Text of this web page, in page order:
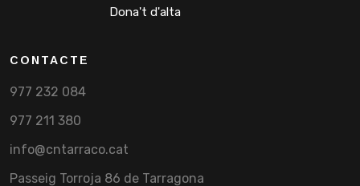
Dona't d'alta
CONTACTE
977 232 084
977 211 380
info@cntarraco.cat
Passeig Torroja 86 de Tarragona